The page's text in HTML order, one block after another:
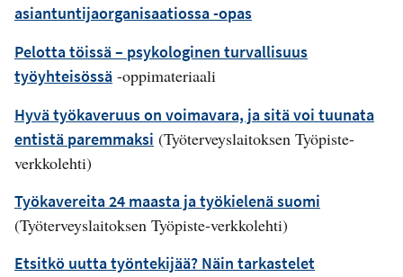
asiantuntijaorganisaatiossa -opas
Pelotta töissä – psykologinen turvallisuus
työyhteisössä -oppimateriaali
Hyvä työkaveruus on voimavara, ja sitä voi tuunata
entistä paremmaksi (Työterveyslaitoksen Työpiste-
verkkolehti)
Työkavereita 24 maasta ja työkielenä suomi
(Työterveyslaitoksen Työpiste-verkkolehti)
Etsitkö uutta työntekijää? Näin tarkastelet